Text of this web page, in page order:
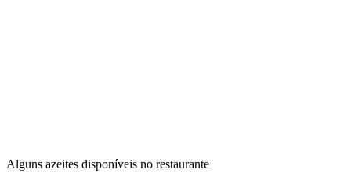
Alguns azeites disponíveis no restaurante